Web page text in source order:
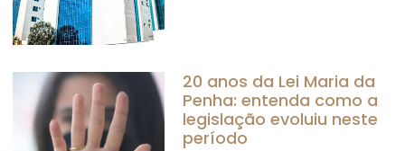
20 anos da Lei Maria da
Penha: entenda como a
legislação evoluiu neste
período